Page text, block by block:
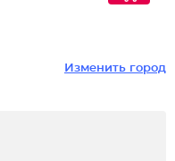
Изменить город